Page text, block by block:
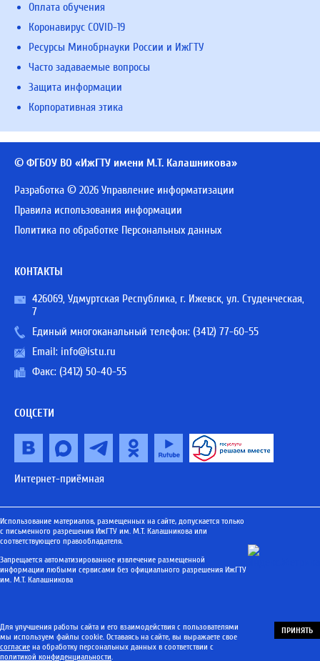
Оплата обучения
Коронавирус COVID-19
Ресурсы Минобрнауки России и ИжГТУ
Часто задаваемые вопросы
Защита информации
Корпоративная этика
© ФГБОУ ВО «ИжГТУ имени М.Т. Калашникова»
Разработка © 2026 Управление информатизации
Правила использования информации
Политика по обработке Персональных данных
КОНТАКТЫ
426069, Удмуртская Республика, г. Ижевск, ул. Студенческая,
7
Единый многоканальный телефон: (3412) 77-60-55
Email: info@istu.ru
Факс: (3412) 50-40-55
СОЦСЕТИ
Интернет-приёмная
Использование материалов, размещенных на сайте, допускается только
с письменного разрешения ИжГТУ им. М.Т. Калашникова или
соответствующего правообладателя.
Запрещается автоматизированное извлечение размещенной
информации любыми сервисами без официального разрешения ИжГТУ
им. М.Т. Калашникова
Для улучшения работы сайта и его взаимодействия с пользователями
мы используем файлы cookie. Оставаясь на сайте, вы выражаете свое
согласие на обработку персональных данных в соответствии с
политикой конфиденциальности.
ПРИНЯТЬ